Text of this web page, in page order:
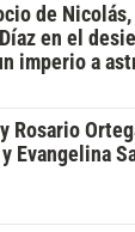
de
en el
imperio a
Rosario
Evangelina